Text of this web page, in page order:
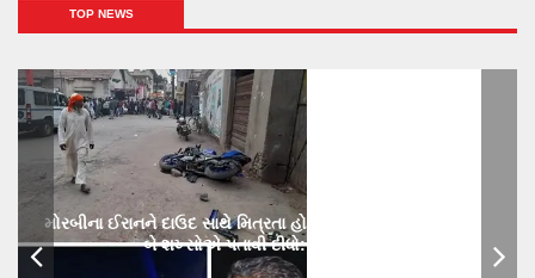
TOP NEWS
મોરબીના ઈરાનને દાઉદ સાથે મિત્રતા હોય છાતીમાં છરીનો ઘા ઝીકિને
બે શખ્સોએ પતાવી દીધો: ગુનો નોંધાયો